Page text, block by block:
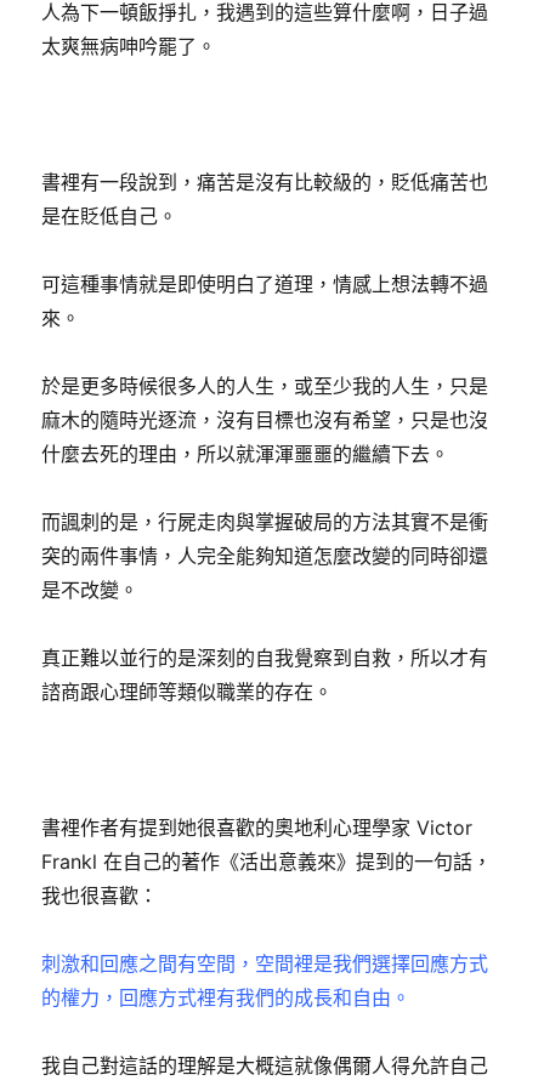
人為下一頓飯掙扎，我遇到的這些算什麼啊，日子過
太爽無病呻吟罷了。
書裡有一段說到，痛苦是沒有比較級的，貶低痛苦也
是在貶低自己。
可這種事情就是即使明白了道理，情感上想法轉不過
來。
於是更多時候很多人的人生，或至少我的人生，只是
麻木的隨時光逐流，沒有目標也沒有希望，只是也沒
什麼去死的理由，所以就渾渾噩噩的繼續下去。
而諷刺的是，行屍走肉與掌握破局的方法其實不是衝
突的兩件事情，人完全能夠知道怎麼改變的同時卻還
是不改變。
真正難以並行的是深刻的自我覺察到自救，所以才有
諮商跟心理師等類似職業的存在。
書裡作者有提到她很喜歡的奧地利心理學家 Victor
Frankl 在自己的著作《活出意義來》提到的一句話，
我也很喜歡：
刺激和回應之間有空間，空間裡是我們選擇回應方式
的權力，回應方式裡有我們的成長和自由。
我自己對這話的理解是大概這就像偶爾人得允許自己